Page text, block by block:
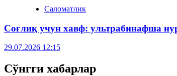
Саломатлик
Соғлиқ учун хавф: ультрабинафша
29.07.2026 12:15
Сўнгги хабарлар